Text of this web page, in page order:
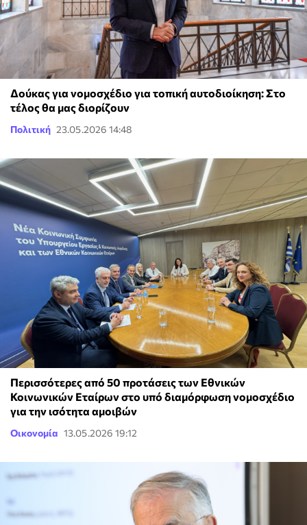
Δούκας για νομοσχέδιο για τοπική αυτοδιοίκηση: Στο
τέλος θα μας διορίζουν
Πολιτική 23.05.2026 14:48
Περισσότερες από 50 προτάσεις των Εθνικών
Κοινωνικών Εταίρων στο υπό διαμόρφωση νομοσχέδιο
για την ισότητα αμοιβών
Οικονομία 13.05.2026 19:12